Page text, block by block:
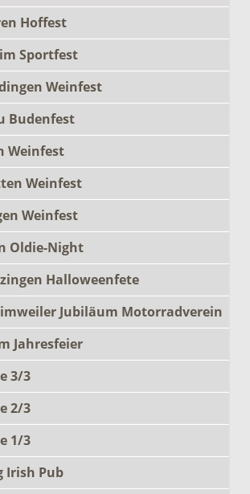
Hoffest
Sportfest
Weinfest
Budenfest
Weinfest
Weinfest
Weinfest
Oldie-Night
Halloweenfete
Jubiläum Motorradverein
Jahresfeier
3/3
2/3
1/3
Irish Pub